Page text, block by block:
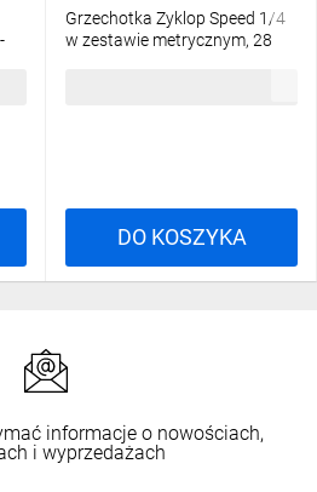
Grzechotka Zyklop Speed 1/4
w zestawie metrycznym, 28
DO KOSZYKA
informacje o nowościach,
i wyprzedażach